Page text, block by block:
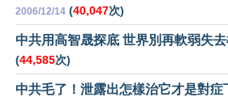
2006/12/14 (40,047次)
中共用高智晟探底 世界別再軟弱失
(44,585次)
中共毛了！泄露出怎樣治它才是對症